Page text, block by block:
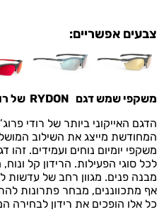
צבעים אפשריים:
משקפי שמש דגם RYDON של
הדגם האייקוני ביותר של רודי
המחודשת מייצג את השילוב המושלם
משקפי יומיום נוחים ועמידים.
לכל סוגי הפעילות. הרידון קל
מבנה פנים. מגוון רחב של עדשות
אף מתכווננים, מבחר פתרונות
כל אלו הופכים את רידון לבחירה